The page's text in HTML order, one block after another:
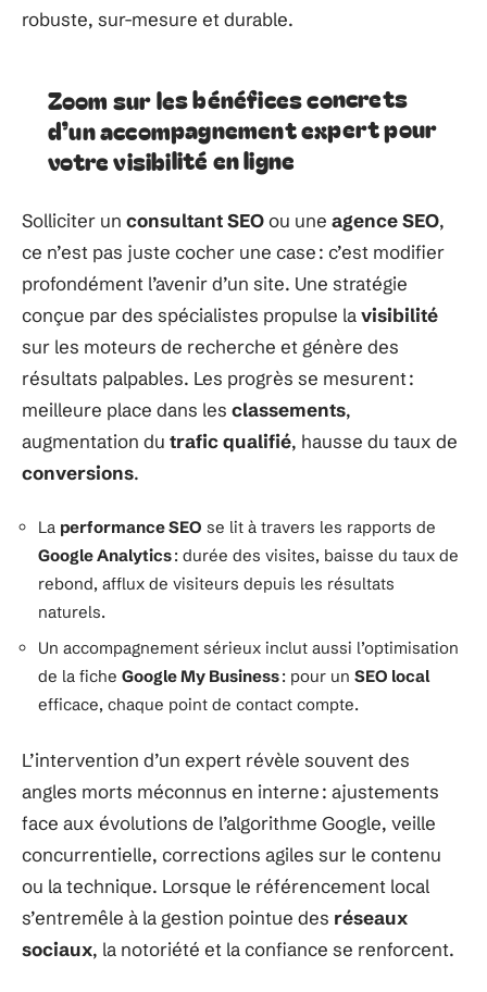
robuste, sur-mesure et durable.
Zoom sur les bénéfices concrets
d’un accompagnement expert pour
votre visibilité en ligne
Solliciter un consultant SEOou une agence SEO,
ce n’est pas juste cocher une case : c’est modifier
profondément l’avenir d’un site. Une stratégie
conçue par des spécialistes propulse lavisibilité
sur les moteurs de recherche et génère des
résultats palpables. Les progrès se mesurent :
meilleure place dans les classements,
augmentation du trafic qualifié, hausse du taux de
conversions.
La performance SEO se lit à travers les rapports de
Google Analytics: durée des visites, baisse du taux de
rebond, afflux de visiteurs depuis les résultats
naturels.
Un accompagnement sérieux inclut aussi l’optimisation
de la fiche Google My Business: pour un SEO local
efficace, chaque point de contact compte.
L’intervention d’un expert révèle souvent des
angles morts méconnus en interne : ajustements
face aux évolutions de l’algorithme Google, veille
concurrentielle, corrections agiles sur le contenu
ou la technique. Lorsque le référencement local
s’entremêle à la gestion pointue des réseaux
sociaux, la notoriété et la confiance se renforcent.